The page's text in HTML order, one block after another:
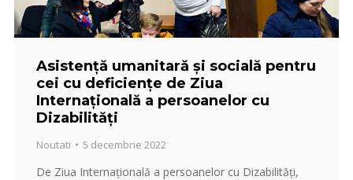
Asistență umanitară și socială pentru
cei cu deficiențe de Ziua
Internațională a persoanelor cu
Dizabilități
Noutati 5 decembrie 2022
De Ziua Internațională a persoanelor cu Dizabilități,